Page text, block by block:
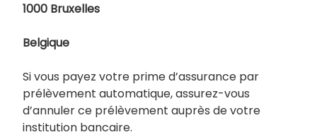
1000 Bruxelles
Belgique
Si vous payez votre prime d’assurance par
prélèvement automatique, assurez-vous
d’annuler ce prélèvement auprès de votre
institution bancaire.